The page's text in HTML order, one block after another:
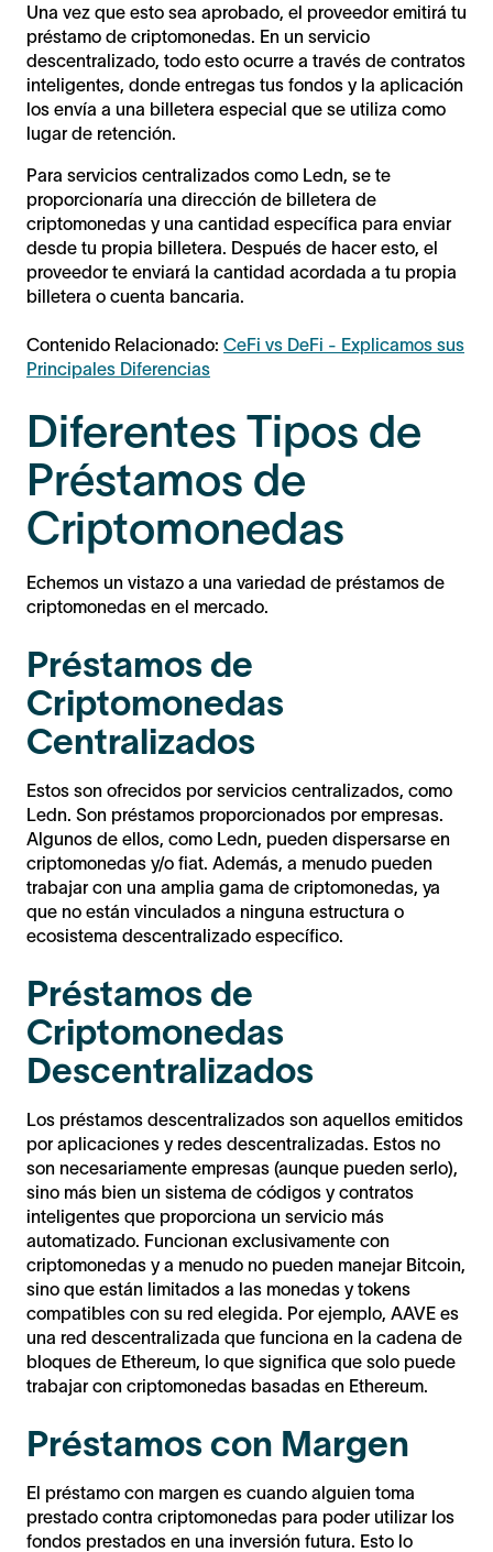
Una vez que esto sea aprobado, el proveedor emitirá tu
préstamo de criptomonedas. En un servicio
descentralizado, todo esto ocurre a través de contratos
inteligentes, donde entregas tus fondos y la aplicación
los envía a una billetera especial que se utiliza como
lugar de retención.
Para servicios centralizados como Ledn, se te
proporcionaría una dirección de billetera de
criptomonedas y una cantidad específica para enviar
desde tu propia billetera. Después de hacer esto, el
proveedor te enviará la cantidad acordada a tu propia
billetera o cuenta bancaria.
Contenido Relacionado: CeFi vs DeFi - Explicamos sus
Principales Diferencias
Diferentes Tipos de
Préstamos de
Criptomonedas
Echemos un vistazo a una variedad de préstamos de
criptomonedas en el mercado.
Préstamos de
Criptomonedas
Centralizados
Estos son ofrecidos por servicios centralizados, como
Ledn. Son préstamos proporcionados por empresas.
Algunos de ellos, como Ledn, pueden dispersarse en
criptomonedas y/o fiat. Además, a menudo pueden
trabajar con una amplia gama de criptomonedas, ya
que no están vinculados a ninguna estructura o
ecosistema descentralizado específico.
Préstamos de
Criptomonedas
Descentralizados
Los préstamos descentralizados son aquellos emitidos
por aplicaciones y redes descentralizadas. Estos no
son necesariamente empresas (aunque pueden serlo),
sino más bien un sistema de códigos y contratos
inteligentes que proporciona un servicio más
automatizado. Funcionan exclusivamente con
criptomonedas y a menudo no pueden manejar Bitcoin,
sino que están limitados a las monedas y tokens
compatibles con su red elegida. Por ejemplo, AAVE es
una red descentralizada que funciona en la cadena de
bloques de Ethereum, lo que significa que solo puede
trabajar con criptomonedas basadas en Ethereum.
Préstamos con Margen
El préstamo con margen es cuando alguien toma
prestado contra criptomonedas para poder utilizar los
fondos prestados en una inversión futura. Esto lo